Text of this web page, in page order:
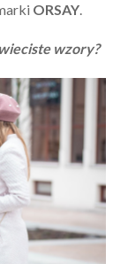
ORSAY.
wzory?